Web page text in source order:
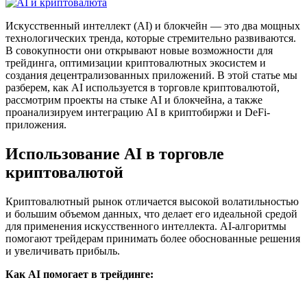
Искусственный интеллект (AI) и блокчейн — это два мощных
технологических тренда, которые стремительно развиваются.
В совокупности они открывают новые возможности для
трейдинга, оптимизации криптовалютных экосистем и
создания децентрализованных приложений. В этой статье мы
разберем, как AI используется в торговле криптовалютой,
рассмотрим проекты на стыке AI и блокчейна, а также
проанализируем интеграцию AI в криптобиржи и DeFi-
приложения.
Использование AI в торговле
криптовалютой
Криптовалютный рынок отличается высокой волатильностью
и большим объемом данных, что делает его идеальной средой
для применения искусственного интеллекта. AI-алгоритмы
помогают трейдерам принимать более обоснованные решения
и увеличивать прибыль.
Как AI помогает в трейдинге: